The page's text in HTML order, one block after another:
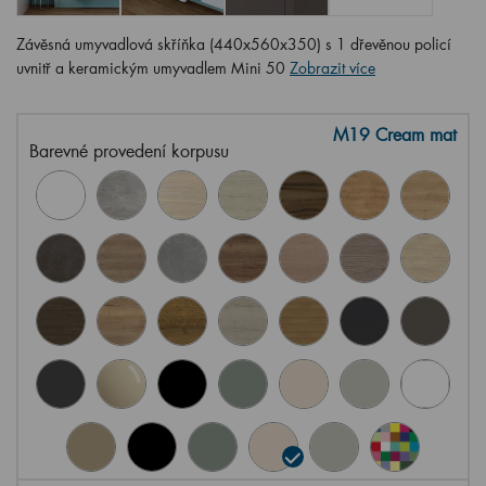
Závěsná umyvadlová skříňka (440x560x350) s 1 dřevěnou policí
uvnitř a keramickým umyvadlem Mini 50 Zobrazit více
Barevné provedení korpusu
M19 Cream mat